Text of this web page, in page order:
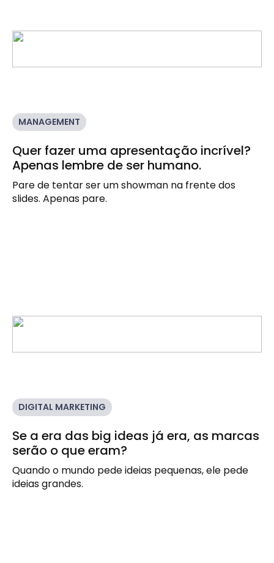
MANAGEMENT
Quer fazer uma apresentação incrível?
Apenas lembre de ser humano.
Pare de tentar ser um showman na frente dos
slides. Apenas pare.
DIGITAL MARKETING
Se a era das big ideas já era, as marcas
serão o que eram?
Quando o mundo pede ideias pequenas, ele pede
ideias grandes.